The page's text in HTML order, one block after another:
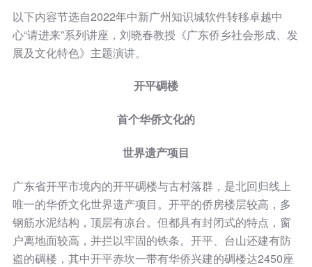
以下内容节选自2022年中新广州知识城软件转移卓越中
心“请进来”系列讲座，刘晓春教授《广东侨乡社会形成、发
展及文化特色》主题演讲。
开平碉楼
首个华侨文化的
世界遗产项目
广东省开平市境内的开平碉楼与古村落群，是北回归线上
唯一的华侨文化世界遗产项目。开平的侨房楼层较高，多
钢筋水泥结构，顶层有凉台。但都具有封闭式的特点，窗
户离地面较高，并拦以牢固的铁条。开平、台山还建有防
盗的碉楼，其中开平赤坎一带有华侨兴建的碉楼达2450座